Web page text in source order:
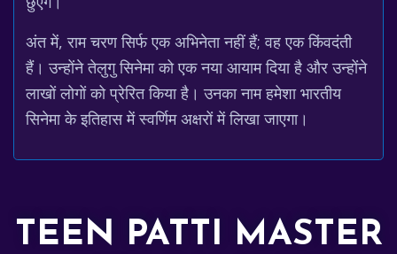
अंत में, राम चरण सिर्फ एक अभिनेता नहीं हैं; वह एक किंवदंती
हैं। उन्होंने तेलुगु सिनेमा को एक नया आयाम दिया है और उन्होंने
लाखों लोगों को प्रेरित किया है। उनका नाम हमेशा भारतीय
सिनेमा के इतिहास में स्वर्णिम अक्षरों में लिखा जाएगा।
TEEN PATTI MASTER